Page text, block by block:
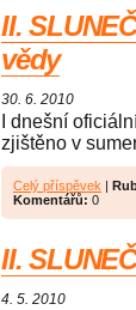
II.
vědy
30. 6. 2010
I dnešní
zjištěno v
Celý příspěvek |
Komentářů: 0
II.
4. 5. 2010